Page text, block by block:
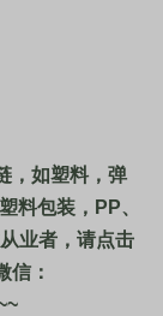
，如塑料，弹
料包装， PP、
业者，请点击
信：